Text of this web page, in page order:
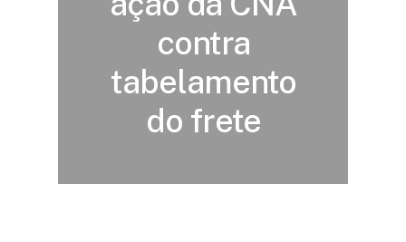
contra
tabelamento
do frete